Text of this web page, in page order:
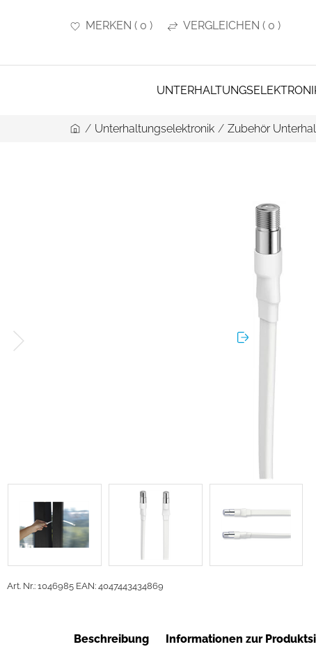
MERKEN ( 0 ) VERGLEICHEN ( 0 )
/ Unterhaltungselektronik / Zubehör
Art. Nr.: 1046985 EAN: 4047443434869
Beschreibung
Informationen zur